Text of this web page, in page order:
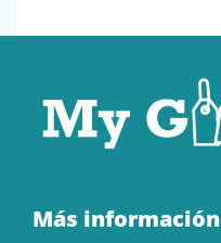
Más información